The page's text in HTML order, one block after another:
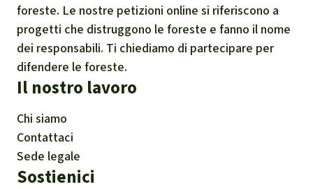
aceport
Woodwell Climate Research Center 2021
Letter Regarding Use of Forests for
Bioenergy:
Centinaia di scienziati affermano che gli
alberi sono più preziosi da vivi che da morti,
sia per il clima che per la biodiversità:
https://www.woodwellclimate.org/letter-
regarding-use-of-forests-for-bioenergy/
foreste. Le nostre petizioni online si riferiscono a
progetti che distruggono le foreste e fanno il nome
dei responsabili. Ti chiediamo di partecipare per
difendere le foreste.
Il nostro lavoro
Chi siamo
Contattaci
Sede legale
Sostienici